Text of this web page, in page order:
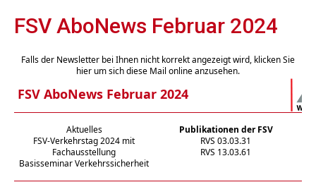
FSV AboNews Februar 2024
Falls der Newsletter bei Ihnen nicht korrekt angezeigt wird, klicken Sie
hier um sich diese Mail online anzusehen.
FSV AboNews Februar 2024
Aktuelles Publikationen der FSV
FSV-Verkehrstag 2024 mit
Fachausstellung
Basisseminar Verkehrssicherheit
RVS 03.03.31
RVS 13.03.61